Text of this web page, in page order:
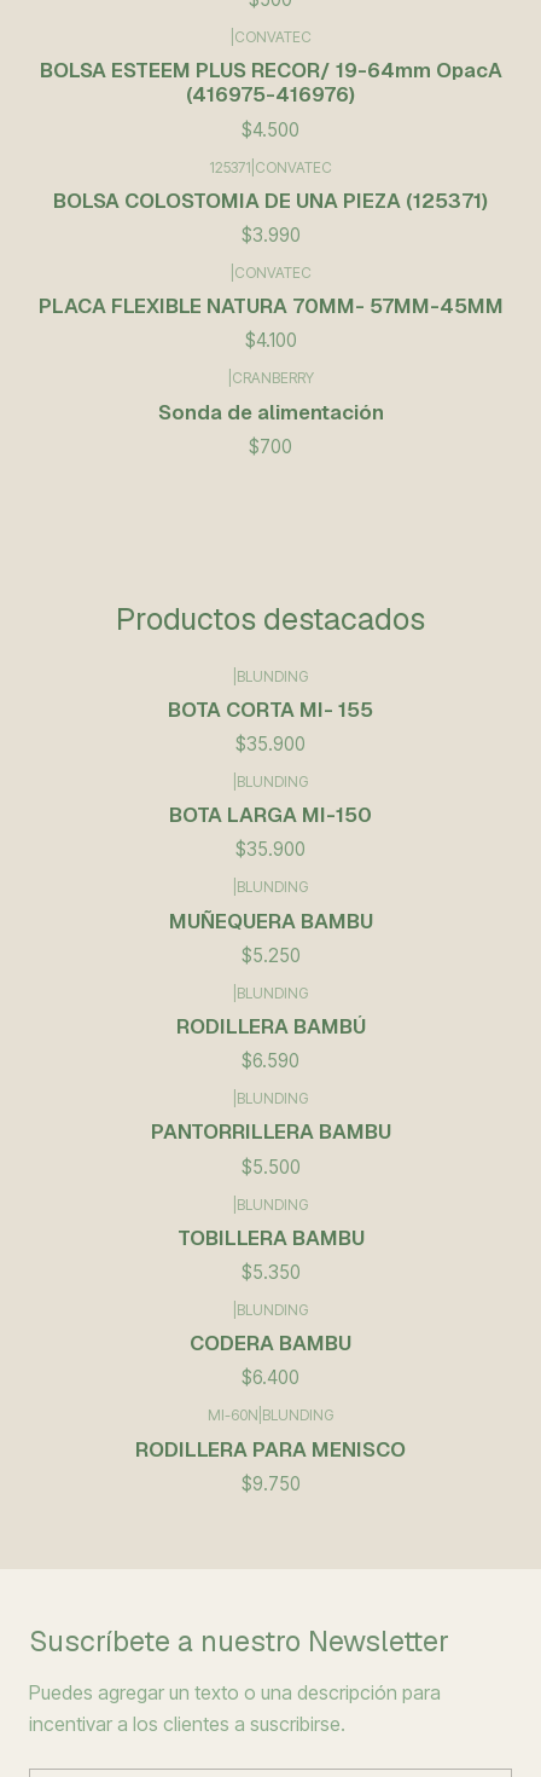
CONVATEC
BOLSA ESTEEM PLUS RECOR/ 19-64mm OpacA
(416975-416976)
$4.500
125371 CONVATEC
BOLSA COLOSTOMIA DE UNA PIEZA (125371)
$3.990
CONVATEC
PLACA FLEXIBLE NATURA 70MM- 57MM-45MM
$4.100
CRANBERRY
Sonda de alimentación
$700
Productos destacados
BLUNDING
BOTA CORTA MI- 155
$35.900
BLUNDING
BOTA LARGA MI-150
$35.900
BLUNDING
MUÑEQUERA BAMBU
$5.250
BLUNDING
RODILLERA BAMBÚ
$6.590
BLUNDING
PANTORRILLERA BAMBU
$5.500
BLUNDING
TOBILLERA BAMBU
$5.350
BLUNDING
CODERA BAMBU
$6.400
MI-60N BLUNDING
RODILLERA PARA MENISCO
$9.750
Suscríbete a nuestro Newsletter
Puedes agregar un texto o una descripción para
incentivar a los clientes a suscribirse.